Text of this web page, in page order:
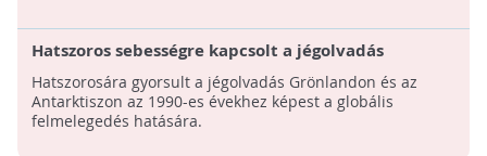
Hatszoros sebességre kapcsolt a jégolvadás
Grönlandon és az Antarktiszon
Hatszorosára gyorsult a jégolvadás Grönlandon és az
Antarktiszon az 1990-es évekhez képest a globális
felmelegedés hatására.